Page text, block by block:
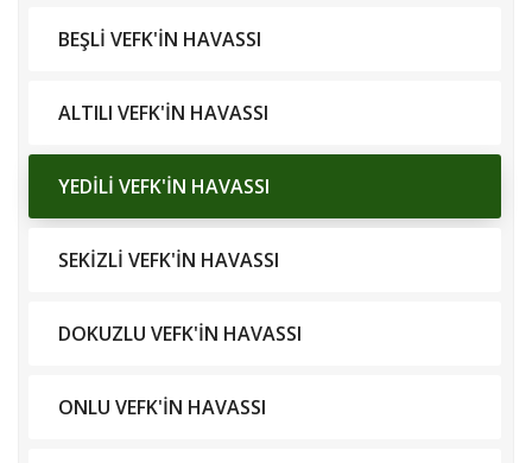
BEŞLİ VEFK'İN HAVASSI
ALTILI VEFK'İN HAVASSI
YEDİLİ VEFK'İN HAVASSI
SEKİZLİ VEFK'İN HAVASSI
DOKUZLU VEFK'İN HAVASSI
ONLU VEFK'İN HAVASSI